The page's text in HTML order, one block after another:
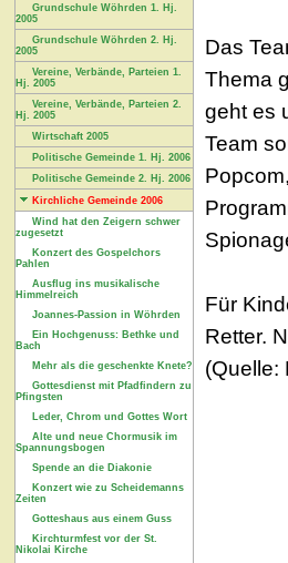
Grundschule Wöhrden 1. Hj.
2005
Grundschule Wöhrden 2. Hj.
2005
Vereine, Verbände, Parteien 1.
Hj. 2005
Vereine, Verbände, Parteien 2.
Hj. 2005
Wirtschaft 2005
Politische Gemeinde 1. Hj. 2006
Politische Gemeinde 2. Hj. 2006
Kirchliche Gemeinde 2006
Wind hat den Zeigern schwer
zugesetzt
Konzert des Gospelchors
Pahlen
Ausflug ins musikalische
Himmelreich
Joannes-Passion in Wöhrden
Ein Hochgenuss: Bethke und
Bach
Mehr als die geschenkte Knete?
Gottesdienst mit Pfadfindern zu
Pfingsten
Leder, Chrom und Gottes Wort
Alte und neue Chormusik im
Spannungsbogen
Spende an die Diakonie
Konzert wie zu Scheidemanns
Zeiten
Gotteshaus aus einem Guss
Kirchturmfest vor der St.
Nikolai Kirche
Das
Thema
geht es
Team
Für
Retter.
(Quelle: